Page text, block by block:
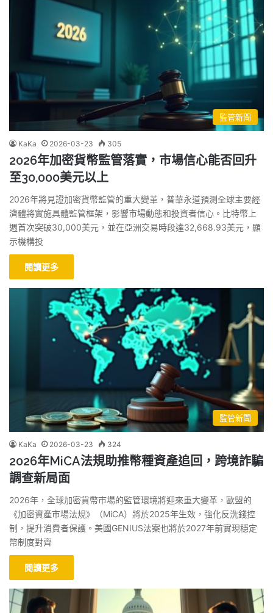
監管新聞
KaKa 2026-03-23 305
2026年加密貨幣監管落實，市場信心能否回升
至30,000美元以上
2026年將見證加密貨幣監管的重大變革，普華永道預測全球主要經
濟體將實施具體監管框架，影響市場動態和投資者信心。比特幣上
週首次突破30,000美元，並在亞洲交易時段達32,668.93美元，顯
示機構投
閱讀更多
監管新聞
KaKa 2026-03-23 324
2026年MiCA法規助推幣種資產追回，跨境詐騙
調查新局面
2026年，全球加密貨幣市場的監管環境將迎來重大變革，歐盟的
《加密資產市場法規》（MiCA）將於2025年生效，強化反洗錢控
制，提升消費者保護。美國GENIUS法案也將於2027年前實現穩定
幣制度對齊
閱讀更多